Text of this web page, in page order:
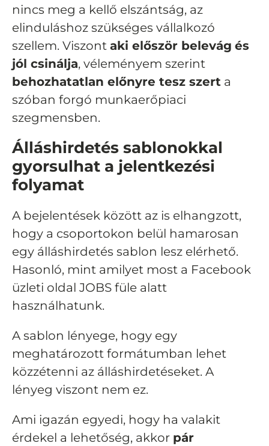
nincs meg a kellő elszántság, az
elinduláshoz szükséges vállalkozó
szellem. Viszont aki először belevág és
jól csinálja, véleményem szerint
behozhatatlan előnyre tesz szert a
szóban forgó munkaerőpiaci
szegmensben.
Álláshirdetés sablonokkal
gyorsulhat a jelentkezési
folyamat
A bejelentések között az is elhangzott,
hogy a csoportokon belül hamarosan
egy álláshirdetés sablon lesz elérhető.
Hasonló, mint amilyet most a Facebook
üzleti oldal JOBS füle alatt
használhatunk.
A sablon lényege, hogy egy
meghatározott formátumban lehet
közzétenni az álláshirdetéseket. A
lényeg viszont nem ez.
Ami igazán egyedi, hogy ha valakit
érdekel a lehetőség, akkor pár